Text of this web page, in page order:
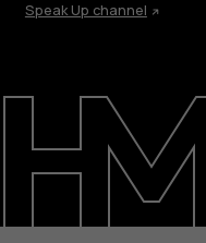
Speak Up channel